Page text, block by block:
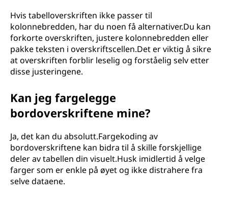
Hvis tabelloverskriften ikke passer til
kolonnebredden, har du noen få alternativer.Du kan
forkorte overskriften, justere kolonnebredden eller
pakke teksten i overskriftscellen.Det er viktig å sikre
at overskriften forblir leselig og forståelig selv etter
disse justeringene.
Kan jeg fargelegge
bordoverskriftene mine?
Ja, det kan du absolutt.Fargekoding av
bordoverskriftene kan bidra til å skille forskjellige
deler av tabellen din visuelt.Husk imidlertid å velge
farger som er enkle på øyet og ikke distrahere fra
selve dataene.